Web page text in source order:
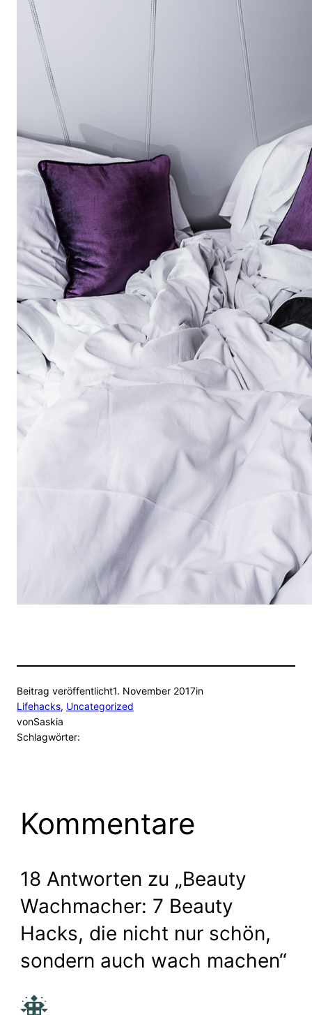
Beitrag veröffentlicht1. November 2017in
Lifehacks, Uncategorized
vonSaskia
Schlagwörter:
Kommentare
18 Antworten zu „Beauty
Wachmacher: 7 Beauty
Hacks, die nicht nur schön,
sondern auch wach machen“